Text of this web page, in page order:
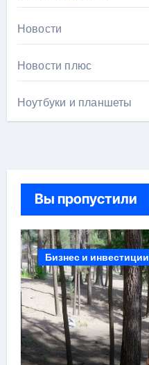
Новости
Новости плюс
Ноутбуки и планшеты
Вы пропустили
Бизнес и инвестиции